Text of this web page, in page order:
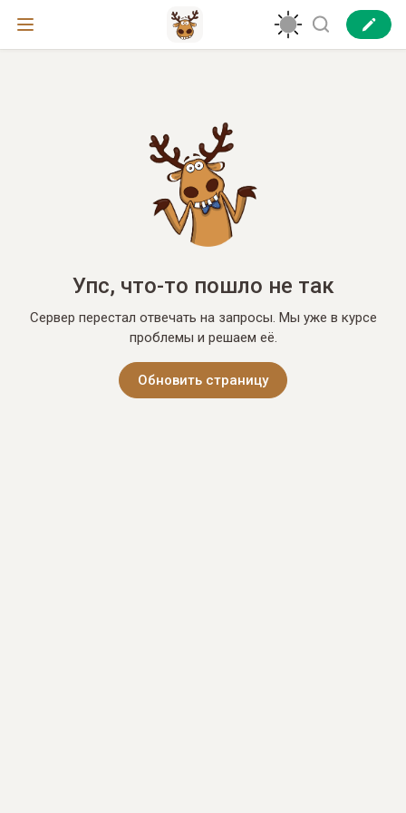
Упс, что-то пошло не так
Сервер перестал отвечать на запросы. Мы уже в курсе
проблемы и решаем её.
Обновить страницу